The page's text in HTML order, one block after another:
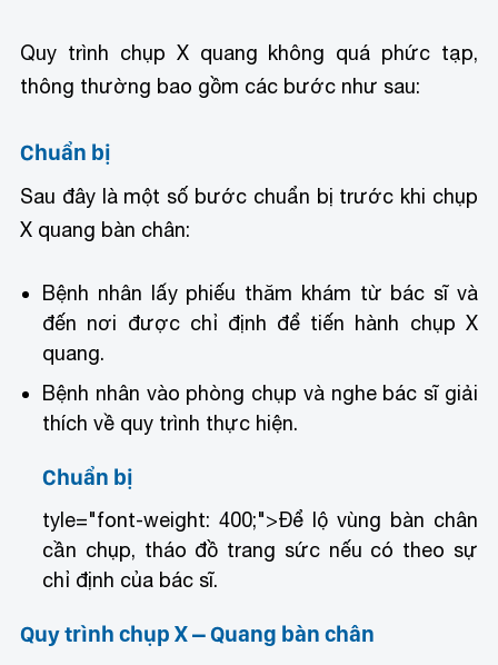
Quy trình chụp X quang không quá phức tạp,
thông thường bao gồm các bước như sau:
Chuẩn bị
Sau đây là một số bước chuẩn bị trước khi chụp
X quang bàn chân:
Bệnh nhân lấy phiếu thăm khám từ bác sĩ và
đến nơi được chỉ định để tiến hành chụp X
quang.
Bệnh nhân vào phòng chụp và nghe bác sĩ giải
thích về quy trình thực hiện.
Chuẩn bị
tyle="font-weight: 400;">Để lộ vùng bàn chân
cần chụp, tháo đồ trang sức nếu có theo sự
chỉ định của bác sĩ.
Quy trình chụp X – Quang bàn chân